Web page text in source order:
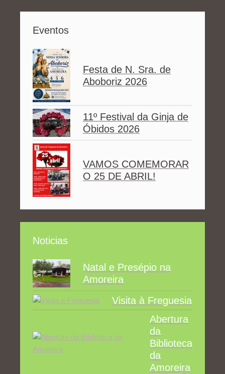
Eventos
Festa de N. Sra. de
Aboboriz 2026
11º Festival da Ginja de
Óbidos 2026
VAMOS COMEMORAR
O 25 DE ABRIL!
Noticias
Natal e Presépio na
Amoreira
Visita à Freguesia
Abertura
da
Biblioteca
da
Amoreira